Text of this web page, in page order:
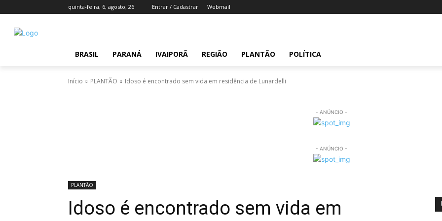
quinta-feira, 6, agosto, 26 Entrar / Cadastrar Webmail
BRASIL PARANÁ IVAIPORÃ REGIÃO PLANTÃO POLÍTICA
Início PLANTÃO Idoso é encontrado sem vida em residência de Lunardelli
- ANÚNCIO -
- ANÚNCIO -
PLANTÃO
Idoso é encontrado sem vida em